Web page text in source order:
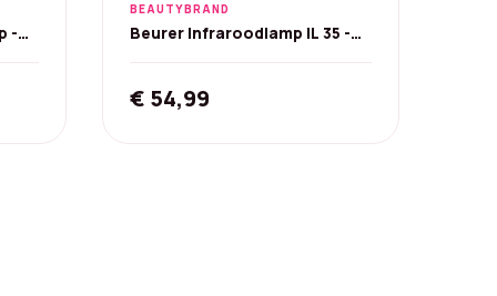
-
BEAUTYBRAND
Beurer Infraroodlamp IL 35 -
€ 54,99